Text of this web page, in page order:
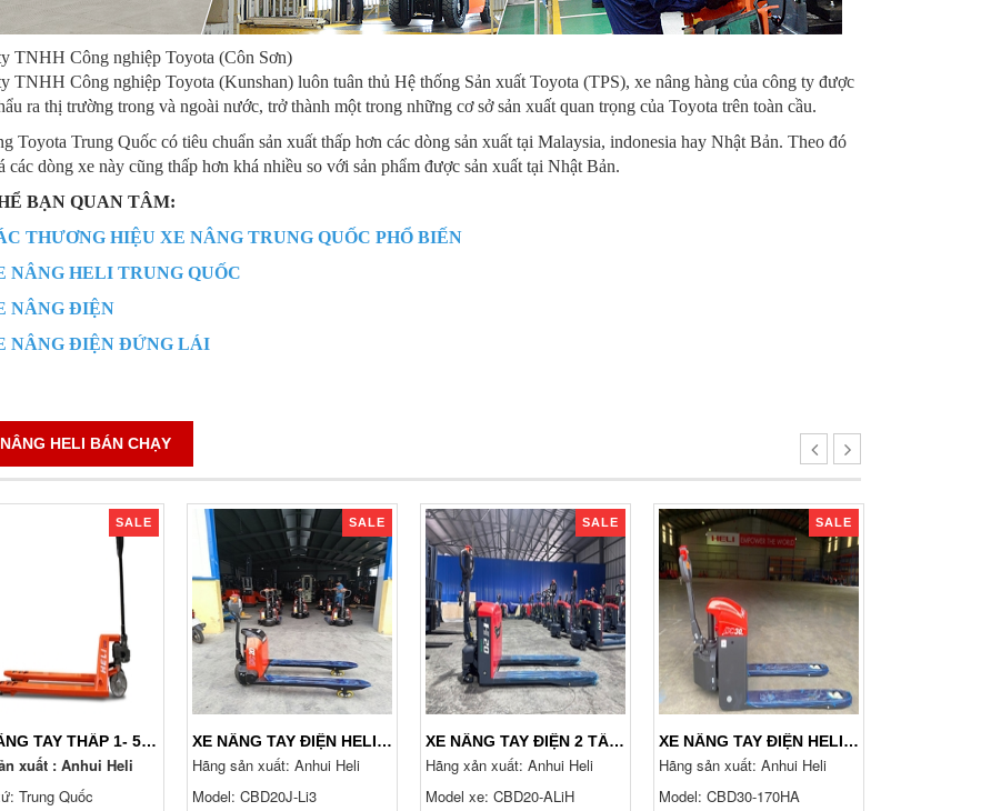
TNHH Công nghiệp Toyota (Côn Sơn)
TNHH Công nghiệp Toyota (Kunshan) luôn tuân thủ Hệ thống Sản xuất Toyota (TPS), xe nâng hàng của công ty được
ra thị trường trong và ngoài nước, trở thành một trong những cơ sở sản xuất quan trọng của Toyota trên toàn cầu.
Toyota Trung Quốc có tiêu chuẩn sản xuất thấp hơn các dòng sản xuất tại Malaysia, indonesia hay Nhật Bản. Theo đó
các dòng xe này cũng thấp hơn khá nhiều so với sản phẩm được sản xuất tại Nhật Bản.
BẠN QUAN TÂM:
THƯƠNG HIỆU XE NÂNG TRUNG QUỐC PHỔ BIẾN
NÂNG HELI TRUNG QUỐC
NÂNG ĐIỆN
NÂNG ĐIỆN ĐỨNG LÁI
HELI BÁN CHẠY
SALE
XE NÂNG TAY THẤP 1- 5 TẤN. PHÂN LOẠI VÀ BÁO GIÁ 24/7
xuất : Anhui Heli
Trung Quốc
SALE
XE NÂNG TAY ĐIỆN HELI CBD20J-LI3 PIN LITHIUM, ĐI BỘ LÁI
Hãng sản xuất: Anhui Heli
Model: CBD20J-Li3
SALE
XE NÂNG TAY ĐIỆN 2 TẤN CBD20-ALIH HIỆU HELI, DẮT LÁI
Hãng xản xuất: Anhui Heli
Model xe: CBD20-ALiH
SALE
XE NÂNG TAY ĐIỆN HELI 3 TẤN CBD30-170HA
Hãng sản xuất: Anhui Heli
Model: CBD30-170HA